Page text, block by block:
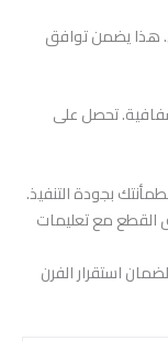
هذا يضمن توافق
تحصل على
بجودة التنفيذ.
القطع مع تعليمات
استقرار الفرن